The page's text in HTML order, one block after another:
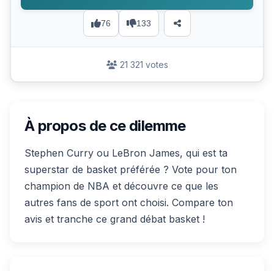
76 133
21 321 votes
À propos de ce dilemme
Stephen Curry ou LeBron James, qui est ta
superstar de basket préférée ? Vote pour ton
champion de NBA et découvre ce que les
autres fans de sport ont choisi. Compare ton
avis et tranche ce grand débat basket !